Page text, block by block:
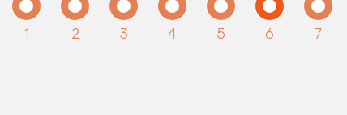
Page
1 Page
2 Page
3 Page
4 Page
5
Pagina
6 Page
7